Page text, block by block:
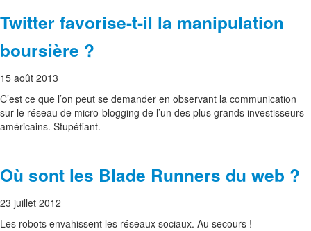
Twitter favorise-t-il la manipulation
boursière ?
15 août 2013
C’est ce que l’on peut se demander en observant la communication
sur le réseau de micro-blogging de l’un des plus grands investisseurs
américains. Stupéfiant.
Où sont les Blade Runners du web ?
23 juillet 2012
Les robots envahissent les réseaux sociaux. Au secours !